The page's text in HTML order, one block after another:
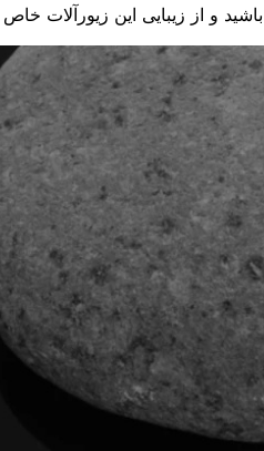
و از زیبایی این زیورآلات خاص